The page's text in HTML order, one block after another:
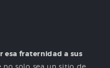
esa fraternidad a sus
solo sea un sitio de